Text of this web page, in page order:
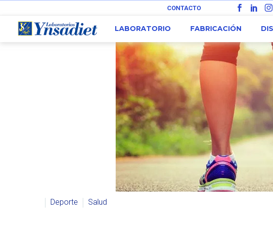
CONTACTO
LABORATORIO FABRICACIÓN
Deporte Salud